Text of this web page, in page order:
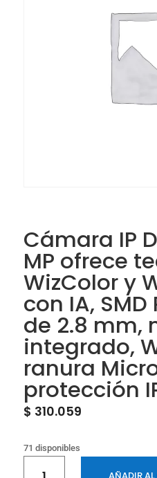
Cámara IP
MP ofrece
WizColor y
con IA,
de 2.8 mm,
integrado,
ranura
protección
$ 310.059
71 disponibles